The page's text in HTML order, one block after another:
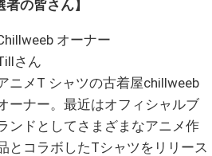
者の皆さん】
オーナー
さん
ニメT シャツの古着屋chillweeb
ーナー。最近はオフィシャルブ
ンドとしてさまざまなアニメ作
とコラボしたTシャツをリリース